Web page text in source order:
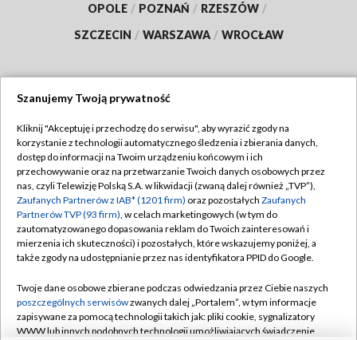
OPOLE / POZNAŃ / RZESZÓW /
SZCZECIN / WARSZAWA / WROCŁAW
TVP
Abonament TVP
Emisja w TVP
Centrum informacji TVP
Naziemna Telewizja Cyfrowa
Rada Programowa
System NOS
Regulamin TVP
Polityka prywatności
Moje zgody
Pomoc
Kontakt
Szanujemy Twoją prywatność
Kliknij "Akceptuję i przechodzę do serwisu", aby wyrazić zgody na
korzystanie z technologii automatycznego śledzenia i zbierania danych,
dostęp do informacji na Twoim urządzeniu końcowym i ich
przechowywanie oraz na przetwarzanie Twoich danych osobowych przez
nas, czyli Telewizję Polską S.A. w likwidacji (zwaną dalej również „TVP”),
Zaufanych Partnerów z IAB* (1201 firm) oraz pozostałych Zaufanych
Partnerów TVP (93 firm), w celach marketingowych (w tym do
zautomatyzowanego dopasowania reklam do Twoich zainteresowań i
mierzenia ich skuteczności) i pozostałych, które wskazujemy poniżej, a
także zgody na udostępnianie przez nas identyfikatora PPID do Google.
Twoje dane osobowe zbierane podczas odwiedzania przez Ciebie naszych
poszczególnych serwisówzwanych dalej „Portalem”, w tym informacje
zapisywane za pomocą technologii takich jak: pliki cookie, sygnalizatory
WWW lub innych podobnych technologii umożliwiających świadczenie